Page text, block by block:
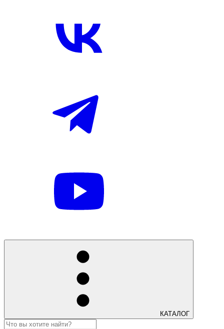
КАТАЛОГ